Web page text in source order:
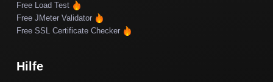
Free Load Test
Free JMeter Validator
Free SSL Certificate Checker
Hilfe